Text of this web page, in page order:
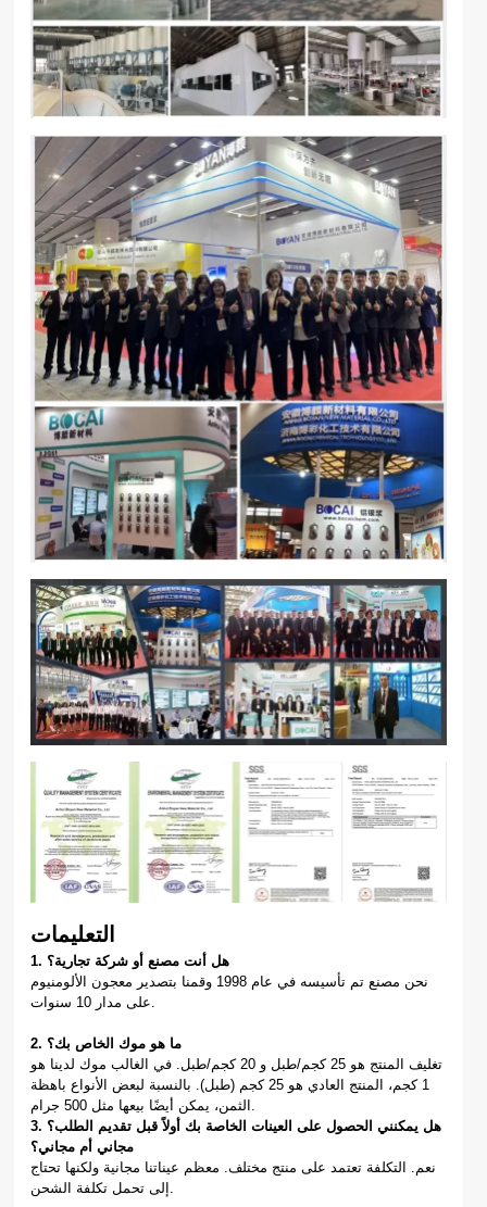
التعليمات
1. هل أنت مصنع أو شركة تجارية؟
نحن مصنع تم تأسيسه في عام 1998 وقمنا بتصدير معجون الألومنيوم
2. ما هو موك الخاص بك؟
تغليف المنتج هو 25 كجم/طبل و 20 كجم/طبل. في الغالب موك لدينا هو
1 كجم، المنتج العادي هو 25 كجم (طبل). بالنسبة لبعض الأنواع باهظة
3. هل يمكنني الحصول على العينات الخاصة بك أولاً قبل تقديم الطلب؟
مجاني أم مجاني؟
نعم. التكلفة تعتمد على منتج مختلف. معظم عيناتنا مجانية ولكنها تحتاج